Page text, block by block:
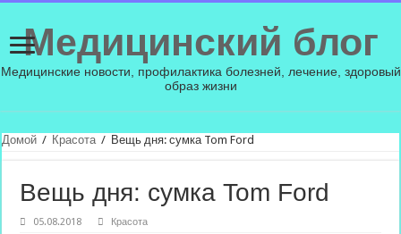
Медицинский блог
Медицинские новости, профилактика болезней, лечение, здоровый
образ жизни
Домой / Красота / Вещь дня: сумка Tom Ford
Вещь дня: сумка Tom Ford
05.08.2018 Красота